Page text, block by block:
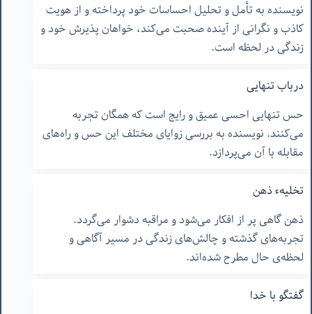
نویسنده به تأمل و تحلیل احساسات خود پرداخته و از هویت
کاذب و نگرانی از آینده صحبت می‌کند، خواهان پذیرش خود و
زندگی در لحظه است.
درباب تنهایی
حس تنهایی احسی عمیق و رایج است که همگان تجربه
می‌کنند. نویسنده به بررسی زوایای مختلف این حس و راه‌های
مقابله با آن می‌پردازد.
تخلیهء ذهن
ذهن گاهی پر از افکار می‌شود و مراقبه دشوار می‌گردد.
تجربه‌های گذشته و چالش‌های زندگی در مسیر آگاهی و
لحظه‌ی حال مطرح شده‌اند.
گفتگو با خدا